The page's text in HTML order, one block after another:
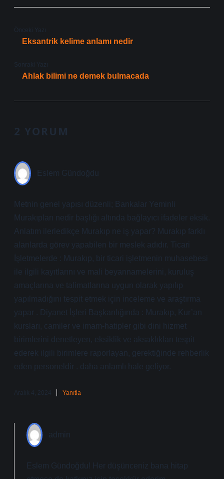
Önceki Yazı
Eksantrik kelime anlamı nedir
Sonraki Yazı
Ahlak bilimi ne demek bulmacada
2 YORUM
Eslem Gündoğdu
Metnin genel yapısı düzenli; Bankalar Yeminli
Murakıpları nedir başlığı altında bağlayıcı ifadeler eksik.
Anlatım ilerledikçe Murakıp ne iş yapar? Murakıp farklı
alanlarda görev yapabilen bir meslek adıdır. Ticari
İşletmelerde : Murakıp, bir ticari işletmenin muhasebesi
ile ilgili kayıtlarını ve mali beyannamelerini, kuruluş
amaçlarına ve talimatlarına uygun olarak yapılıp
yapılmadığını tespit etmek için inceleme ve araştırma
yapar . Diyanet İşleri Başkanlığında : Murakıp, Kur’an
kursları, camiler ve imam-hatipler gibi dini hizmet
birimlerini denetleyen, eksiklik ve aksaklıkları tespit
ederek ilgili birimlere raporlayan, gerektiğinde rehberlik
eden personeldir . daha anlamlı hale geliyor.
Aralık 4, 2024 Yanıtla
Eslem Gündoğdu! Her düşünceniz bana hitap